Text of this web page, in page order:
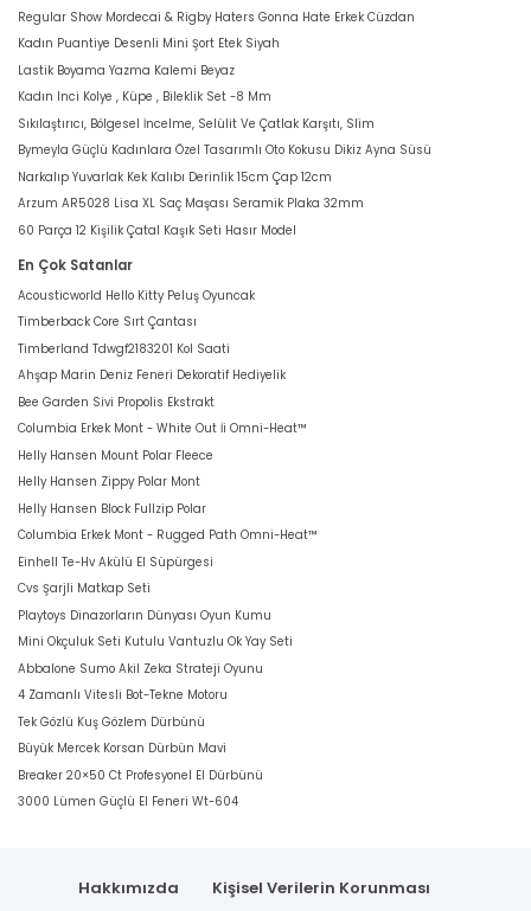
Regular Show Mordecai & Rigby Haters Gonna Hate Erkek Cüzdan
Kadın Puantiye Desenli Mini Şort Etek Siyah
Lastik Boyama Yazma Kalemi Beyaz
Kadın Inci Kolye , Küpe , Bileklik Set -8 Mm
Sıkılaştırıcı, Bölgesel İncelme, Selülit Ve Çatlak Karşıtı, Slim
Bymeyla Güçlü Kadınlara Özel Tasarımlı Oto Kokusu Dikiz Ayna Süsü
Narkalıp Yuvarlak Kek Kalıbı Derinlik 15cm Çap 12cm
Arzum AR5028 Lisa XL Saç Maşası Seramik Plaka 32mm
60 Parça 12 Kişilik Çatal Kaşık Seti Hasır Model
En Çok Satanlar
Acousticworld Hello Kitty Peluş Oyuncak
Timberback Core Sırt Çantası
Timberland Tdwgf2183201 Kol Saati
Ahşap Marin Deniz Feneri Dekoratif Hediyelik
Bee Garden Sivi Propolis Ekstrakt
Columbia Erkek Mont - White Out İi Omni-Heat™
Helly Hansen Mount Polar Fleece
Helly Hansen Zippy Polar Mont
Helly Hansen Block Fullzip Polar
Columbia Erkek Mont - Rugged Path Omni-Heat™
Einhell Te-Hv Akülü El Süpürgesi
Cvs Şarjli Matkap Seti
Playtoys Dinazorların Dünyası Oyun Kumu
Mini Okçuluk Seti Kutulu Vantuzlu Ok Yay Seti
Abbalone Sumo Akil Zeka Strateji Oyunu
4 Zamanlı Vitesli Bot-Tekne Motoru
Tek Gözlü Kuş Gözlem Dürbünü
Büyük Mercek Korsan Dürbün Mavi
Breaker 20×50 Ct Profesyonel El Dürbünü
3000 Lümen Güçlü El Feneri Wt-604
Hakkımızda
Kişisel Verilerin Korunması